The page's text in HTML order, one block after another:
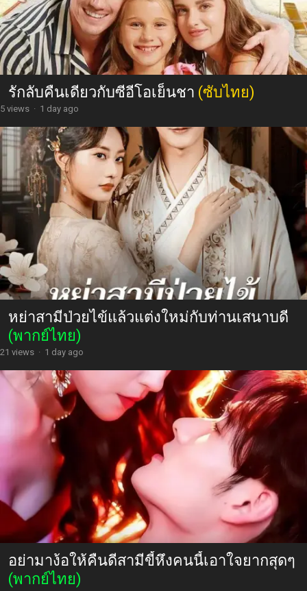
รักลับคืนเดียวกับซีอีโอเย็นชา (ซับไทย)
5 views · 1 day ago
หย่าสามีป่วยไข้แล้วแต่งใหม่กับท่านเสนาบดี
(พากย์ไทย)
21 views · 1 day ago
อย่ามาง้อให้คืนดีสามีขี้หึงคนนี้เอาใจยากสุดๆ
(พากย์ไทย)